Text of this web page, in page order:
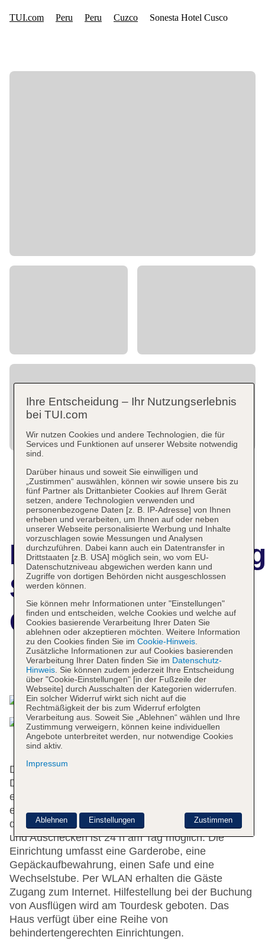
Sonesta Hotel
Cusco
Das bietet Ihre Unterkunft
Das Hotel bietet 127 Zimmer, 30 Einzel- und 40
Doppelzimmer auf 6 Etagen, die mit 2 Aufzügen
erreichbar sind. Rund um die Uhr steht den Gästen
englisch- und französischsprachiges Personal an
der Rezeption mit Tat und Rat zur Seite, das Ein-
und Auschecken ist 24 h am Tag möglich. Die
Einrichtung umfasst eine Garderobe, eine
Gepäckaufbewahrung, einen Safe und eine
Wechselstube. Per WLAN erhalten die Gäste
Zugang zum Internet. Hilfestellung bei der Buchung
von Ausflügen wird am Tourdesk geboten. Das
Haus verfügt über eine Reihe von
behindertengerechten Einrichtungen.
Ihre Entscheidung – Ihr Nutzungserlebnis
bei TUI.com
Wir nutzen Cookies und andere Technologien, die für
Services und Funktionen auf unserer Website notwendig
sind.
Darüber hinaus und soweit Sie einwilligen und
„Zustimmen“ auswählen, können wir sowie unsere bis zu
fünf Partner als Drittanbieter Cookies auf Ihrem Gerät
setzen, andere Technologien verwenden und
personenbezogene Daten [z. B. IP-Adresse] von Ihnen
erheben und verarbeiten, um Ihnen auf oder neben
unserer Webseite personalisierte Werbung und Inhalte
vorzuschlagen sowie Messungen und Analysen
durchzuführen. Dabei kann auch ein Datentransfer in
Drittstaaten [z.B. USA] möglich sein, wo vom EU-
Datenschutzniveau abgewichen werden kann und
Zugriffe von dortigen Behörden nicht ausgeschlossen
werden können.
Sie können mehr Informationen unter "Einstellungen"
finden und entscheiden, welche Cookies und welche auf
Cookies basierende Verarbeitung Ihrer Daten Sie
ablehnen oder akzeptieren möchten. Weitere Information
zu den Cookies finden Sie im Cookie-Hinweis.
Zusätzliche Informationen zur auf Cookies basierenden
Verarbeitung Ihrer Daten finden Sie im Datenschutz-
Hinweis. Sie können zudem jederzeit Ihre Entscheidung
über "Cookie-Einstellungen" [in der Fußzeile der
Webseite] durch Ausschalten der Kategorien widerrufen.
Ein solcher Widerruf wirkt sich nicht auf die
Rechtmäßigkeit der bis zum Widerruf erfolgten
Verarbeitung aus. Soweit Sie „Ablehnen“ wählen und Ihre
Zustimmung verweigern, können keine individuellen
Angebote unterbreitet werden, nur notwendige Cookies
sind aktiv.
Impressum
Zustimmen
Ablehnen Einstellungen